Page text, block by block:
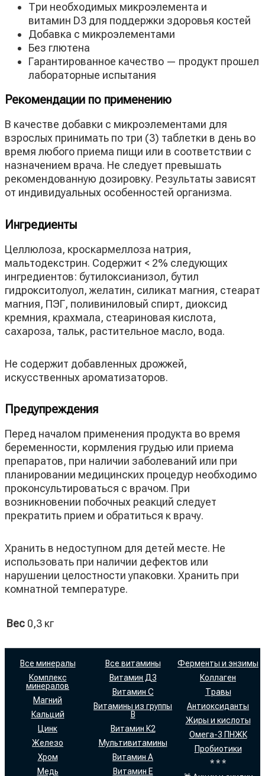
Три необходимых микроэлемента и
витамин D3 для поддержки здоровья костей
Добавка с микроэлементами
Без глютена
Гарантированное качество — продукт прошел
лабораторные испытания
Рекомендации по применению
В качестве добавки с микроэлементами для
взрослых принимать по три (3) таблетки в день во
время любого приема пищи или в соответствии с
назначением врача. Не следует превышать
рекомендованную дозировку. Результаты зависят
от индивидуальных особенностей организма.
Ингредиенты
Целлюлоза, кроскармеллоза натрия,
мальтодекстрин. Содержит < 2% следующих
ингредиентов: бутилоксианизол, бутил
гидрокситолуол, желатин, силикат магния, стеарат
магния, ПЭГ, поливиниловый спирт, диоксид
кремния, крахмала, стеариновая кислота,
сахароза, тальк, растительное масло, вода.
Не содержит добавленных дрожжей,
искусственных ароматизаторов.
Предупреждения
Перед началом применения продукта во время
беременности, кормления грудью или приема
препаратов, при наличии заболеваний или при
планировании медицинских процедур необходимо
проконсультироваться с врачом. При
возникновении побочных реакций следует
прекратить прием и обратиться к врачу.
Хранить в недоступном для детей месте. Не
использовать при наличии дефектов или
нарушении целостности упаковки. Хранить при
комнатной температуре.
Вес 0,3 кг
Все минералы
Комплекс
минералов
Магний
Кальций
Цинк
Железо
Хром
Медь
Все витамины
Витамин Д3
Витамин С
Витамины из группы
В
Витамин К2
Мультивитамины
Витамин А
Витамин Е
Ферменты и энзимы
Коллаген
Травы
Антиоксиданты
Жиры и кислоты
Омега-3 ПНЖК
Пробиотики
* * *